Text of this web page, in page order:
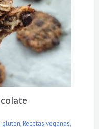
gluten,Recetas veganas,